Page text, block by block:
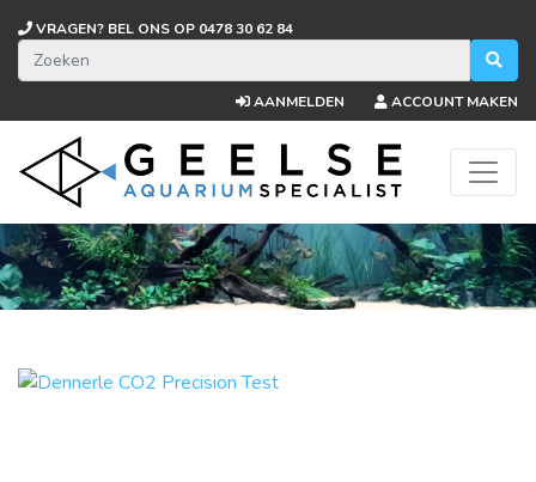
VRAGEN? BEL ONS OP 0478 30 62 84
AANMELDEN ACCOUNT MAKEN